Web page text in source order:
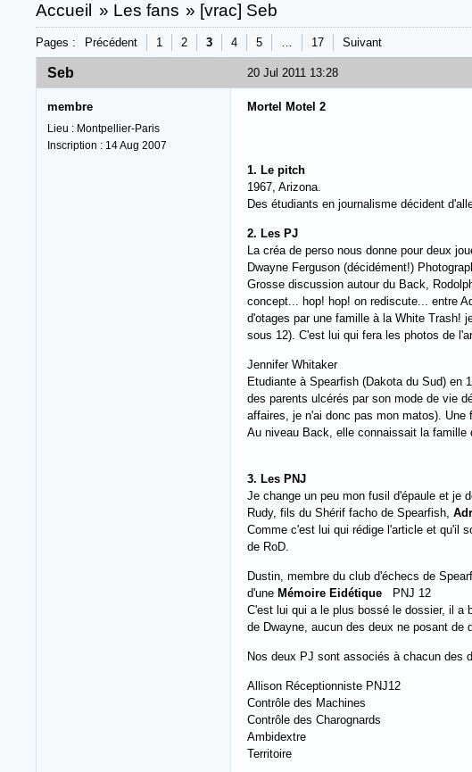
Accueil » Les fans » [vrac] Seb
Pages : Précédent 1 2 3 4 5 … 17 Suivant
20 Jul 2011 13:28
Seb
membre
Lieu : Montpellier-Paris
Inscription : 14 Aug 2007
Mortel Motel 2
1. Le pitch
1967, Arizona.
Des étudiants en journalisme décident
2. Les PJ
La créa de perso nous donne pour deux
Dwayne Ferguson (décidément!)
Grosse discussion autour du Back,
concept... hop! hop! on rediscute... entre
d'otages par une famille à la White Trash!
sous 12). C'est lui qui fera les photos de
Jennifer Whitaker
Etudiante à Spearfish (Dakota du Sud)
des parents ulcérés par son mode de vie
affaires, je n'ai donc pas mon matos).
Au niveau Back, elle connaissait la
3. Les PNJ
Je change un peu mon fusil d'épaule et je
Rudy, fils du Shérif facho de Spearfish,
Comme c'est lui qui rédige l'article et qu'il
de RoD.
Dustin, membre du club d'échecs de
d'une Mémoire Eidétique PNJ 12
C'est lui qui a le plus bossé le dossier, il a
de Dwayne, aucun des deux ne posant de
Nos deux PJ sont associés à chacun des
Allison Réceptionniste PNJ12
Contrôle des Machines
Contrôle des Charognards
Ambidextre
Territoire